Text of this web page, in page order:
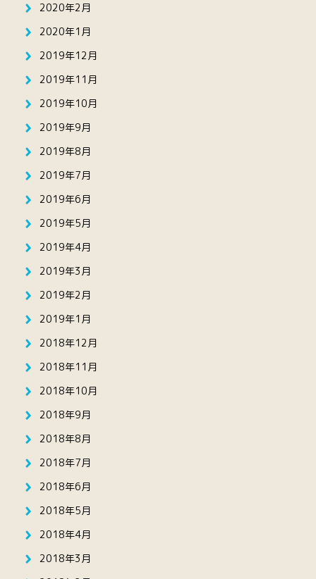
2020年2月
2020年1月
2019年12月
2019年11月
2019年10月
2019年9月
2019年8月
2019年7月
2019年6月
2019年5月
2019年4月
2019年3月
2019年2月
2019年1月
2018年12月
2018年11月
2018年10月
2018年9月
2018年8月
2018年7月
2018年6月
2018年5月
2018年4月
2018年3月